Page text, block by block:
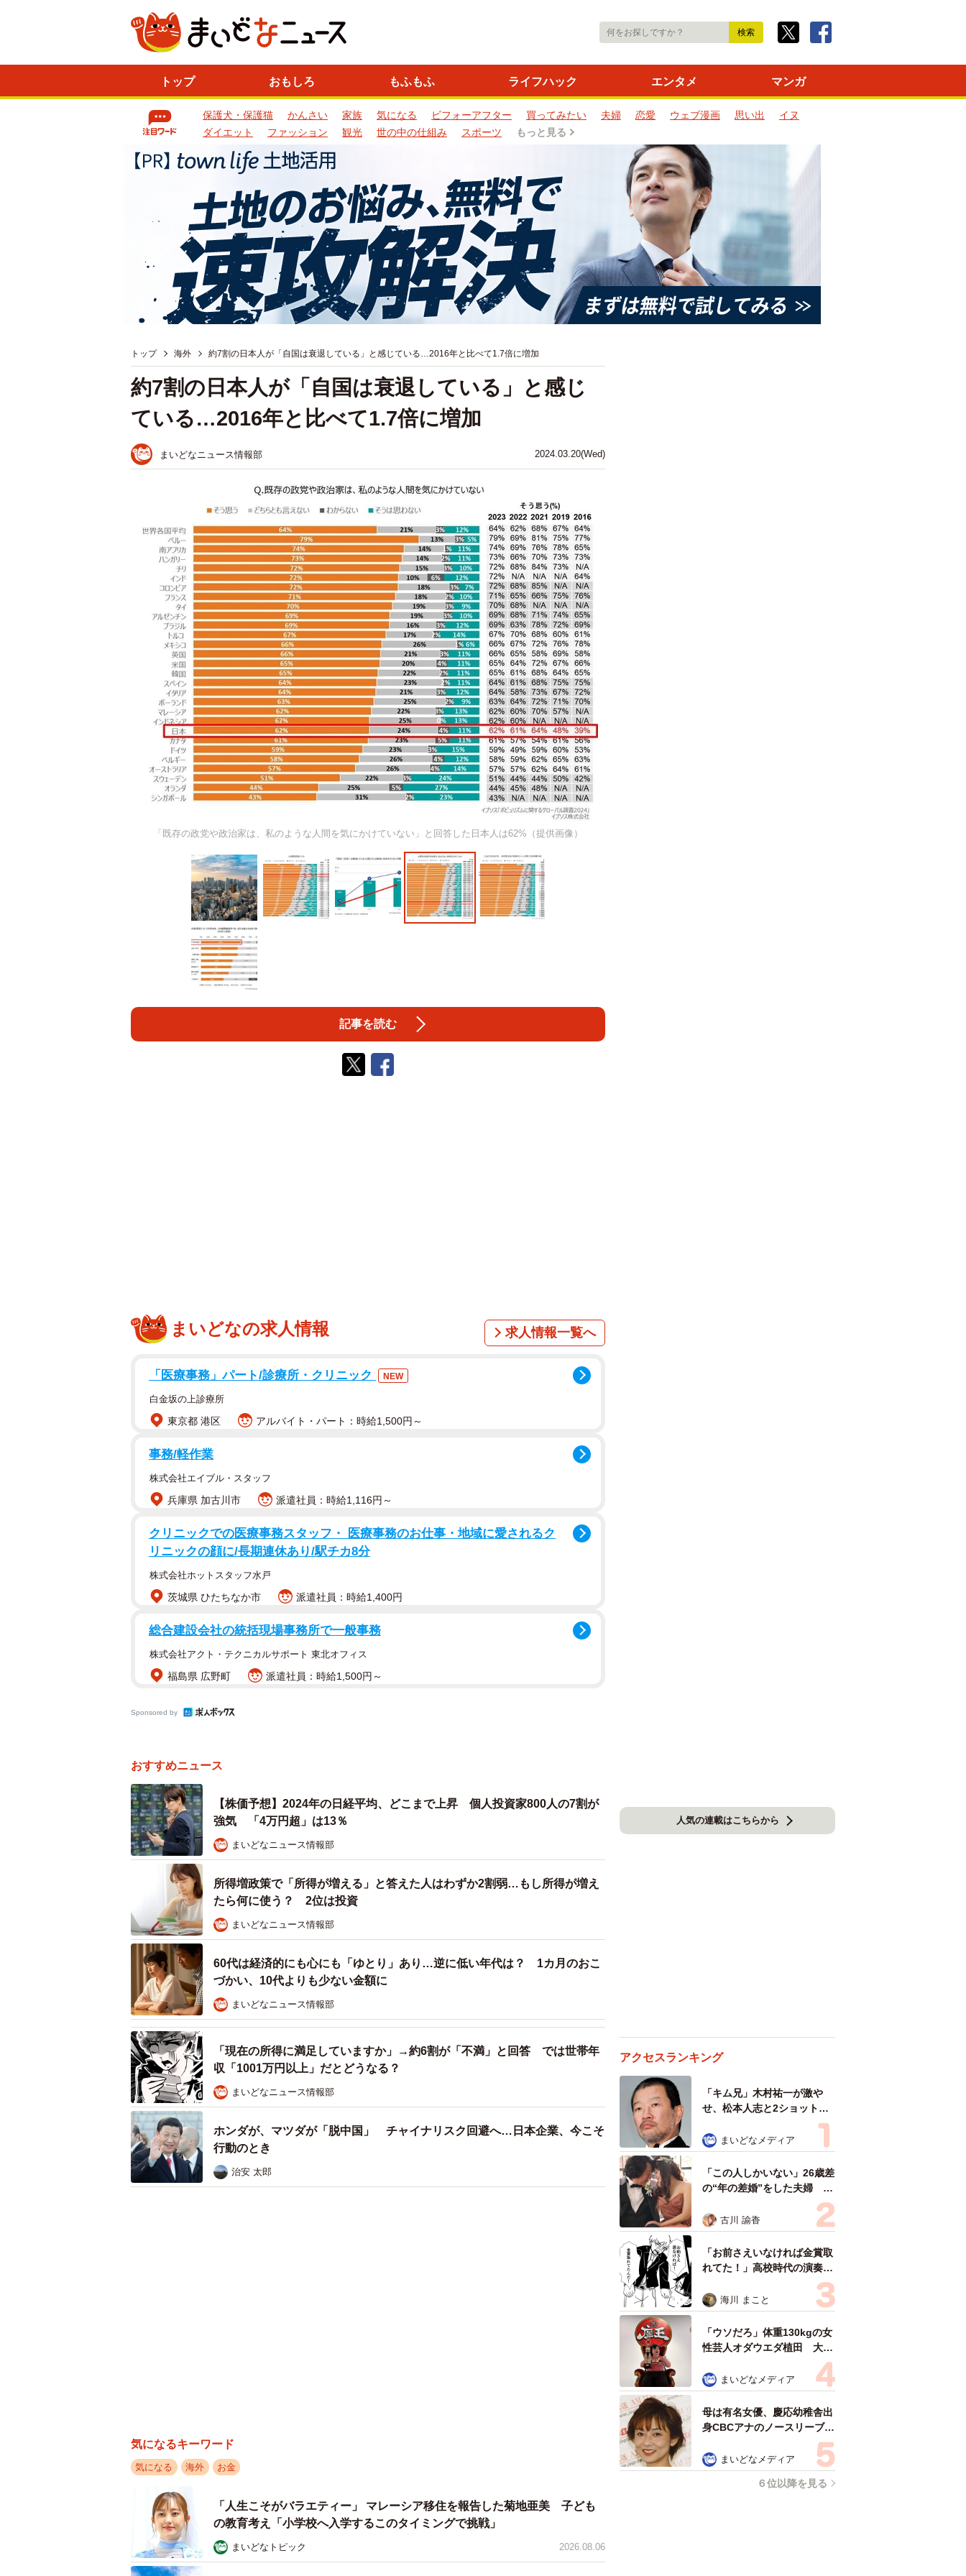
トップ おもしろ もふもふ ライフハック エンタメ マンガ
保護犬・保護猫 かんさい 家族 気になる ビフォーアフター 買ってみたい 夫婦 恋愛 ウェブ漫画 思い出
イヌ
ダイエット
ファッション 観光 世の中の仕組み スポーツ もっと見る
トップ 海外 約7割の日本人が「自国は衰退している」と感じている…2016年と比べて1.7倍に増加
2024.03.20(Wed)
約7割の日本人が「自国は衰退している」と感じ
ている…2016年と比べて1.7倍に増加
まいどなニュース情報部
「既存の政党や政治家は、私のような人間を気にかけていない」と回答した日本人は62%（提供画像）
記事を読む
まいどなの求人情報 求人情報一覧へ
「医療事務」パート/診療所・クリニック NEW
白金坂の上診療所
東京都 港区 アルバイト・パート：時給1,500円～
事務/軽作業
株式会社エイブル・スタッフ
兵庫県 加古川市 派遣社員：時給1,116円～
クリニックでの医療事務スタッフ・ 医療事務のお仕事・地域に愛されるク
リニックの顔に/長期連休あり/駅チカ8分
株式会社ホットスタッフ水戸
茨城県 ひたちなか市 派遣社員：時給1,400円
総合建設会社の統括現場事務所で一般事務
株式会社アクト・テクニカルサポート 東北オフィス
福島県 広野町 派遣社員：時給1,500円～
Sponsored by
おすすめニュース
【株価予想】2024年の日経平均、どこまで上昇 個人投資家800人の7割が
強気 「4万円超」は13％
まいどなニュース情報部
所得増政策で「所得が増える」と答えた人はわずか2割弱…もし所得が増え
たら何に使う？ 2位は投資
まいどなニュース情報部
60代は経済的にも心にも「ゆとり」あり…逆に低い年代は？ 1カ月のおこ
づかい、10代よりも少ない金額に
まいどなニュース情報部
「現在の所得に満足していますか」→約6割が「不満」と回答 では世帯年
収「1001万円以上」だとどうなる？
まいどなニュース情報部
ホンダが、マツダが「脱中国」 チャイナリスク回避へ…日本企業、今こそ
行動のとき
治安 太郎
気になるキーワード
気になる 海外 お金
「人生こそがバラエティー」 マレーシア移住を報告した菊地亜美 子ども
の教育考え「小学校へ入学するこのタイミングで挑戦」
まいどなトピック 2026.08.06
人気の連載はこちらから
アクセスランキング
「キム兄」木村祐一が激や
せ、松本人志と2ショット
「一瞬、分からなかったわ」
「テキヤの兄さん」
まいどなメディア
「この人しかいない」26歳差
の“年の差婚”をした夫婦 出
会いは？反対する声はなかっ
た？ 今の思いを聞いた
古川 諭香
「お前さえいなければ金賞取
れてた！」高校時代の演奏会
がトラウマ……責められた学
生は楽器修理職人に 10年後
再会した因縁の相手から思わ
ぬ申し出【漫画】
海川 まこと
「ウソだろ」体重130kgの女
性芸人オダウエダ植田 大学
で」 まいどなメディア
母は有名女優、慶応幼稚舎出
身CBCアナのノースリーブ姿
「育ちの良さが表情に表れて
る」「天使の笑顔」
まいどなメディア
６位以降を見る